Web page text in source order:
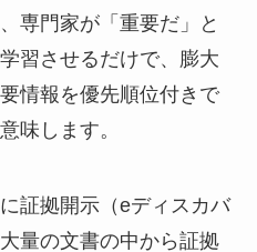
専門家が「重要だ」と
習させるだけで、膨大
情報を優先順位付きで
味します。
証拠開示（eディスカバ
量の文書の中から証拠